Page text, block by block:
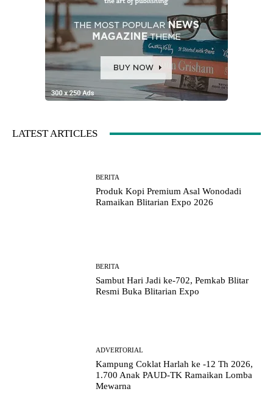
LATEST ARTICLES
BERITA
Produk Kopi Premium Asal Wonodadi
Ramaikan Blitarian Expo 2026
BERITA
Sambut Hari Jadi ke-702, Pemkab Blitar
Resmi Buka Blitarian Expo
ADVERTORIAL
Kampung Coklat Harlah ke -12 Th 2026,
1.700 Anak PAUD-TK Ramaikan Lomba
Mewarna